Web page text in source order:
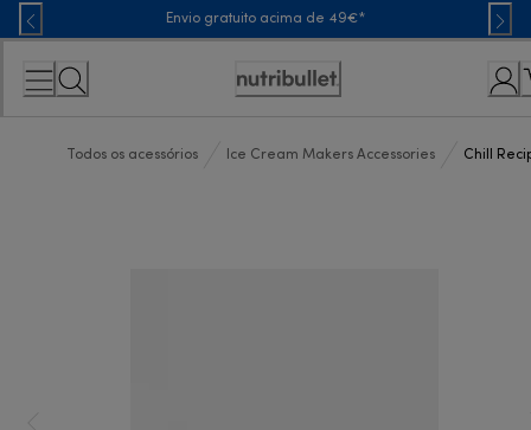
Skip
to
Content
Envio gratuito acima de 49€*
Accessibility
Todos os acessórios Ice Cream Makers Accessories Chill